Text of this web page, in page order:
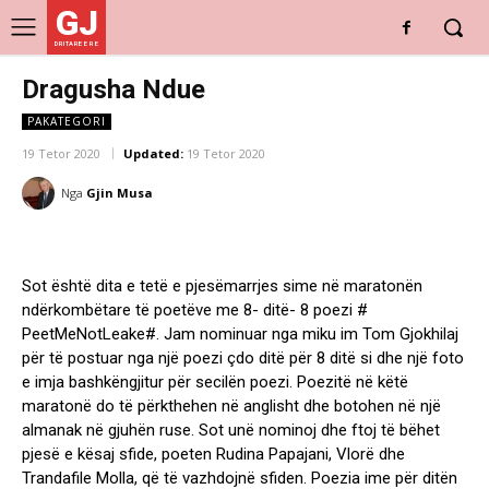
GJ
DRITARE E RE
Dragusha Ndue
PAKATEGORI
19 Tetor 2020 Updated: 19 Tetor 2020
Nga Gjin Musa
Sot është dita e tetë e pjesëmarrjes sime në maratonën
ndërkombëtare të poetëve me 8- ditë- 8 poezi #
PeetMeNotLeake#. Jam nominuar nga miku im Tom Gjokhilaj
për të postuar nga një poezi çdo ditë për 8 ditë si dhe një foto
e imja bashkëngjitur për secilën poezi. Poezitë në këtë
maratonë do të përkthehen në anglisht dhe botohen në një
almanak në gjuhën ruse. Sot unë nominoj dhe ftoj të bëhet
pjesë e kësaj sfide, poeten Rudina Papajani, Vlorë dhe
Trandafile Molla, që të vazhdojnë sfiden. Poezia ime për ditën